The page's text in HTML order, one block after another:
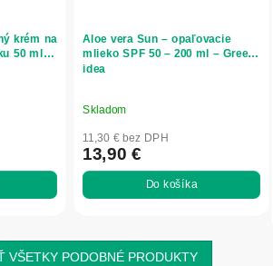
krém na
50 ml -
Aloe vera Sun – opaľovacie
mlieko SPF 50 – 200 ml – Green
idea
Skladom
11,30 € bez DPH
13,90 €
Do košíka
VŠETKY PODOBNÉ PRODUKTY